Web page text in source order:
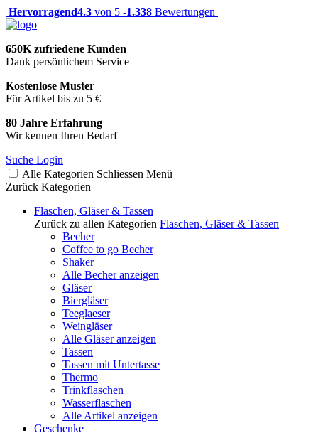
Hervorragend4.3 von 5 -1.338 Bewertungen
650K zufriedene Kunden
Dank persönlichem Service
Kostenlose Muster
Für Artikel bis zu 5 €
80 Jahre Erfahrung
Wir kennen Ihren Bedarf
Suche Login
Alle Kategorien Schliessen Menü
Zurück Kategorien
Flaschen, Gläser & Tassen
Zurück zu allen Kategorien Flaschen, Gläser & Tassen
Becher
Coffee to go Becher
Shaker
Alle Becher anzeigen
Gläser
Biergläser
Teeglaeser
Weingläser
Alle Gläser anzeigen
Tassen
Tassen mit Untertasse
Thermo
Trinkflaschen
Wasserflaschen
Alle Artikel anzeigen
Geschenke